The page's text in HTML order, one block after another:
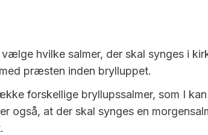
hvilke salmer, der skal synges i
præsten inden brylluppet.
forskellige bryllupssalmer, som I
også, at der skal synges en